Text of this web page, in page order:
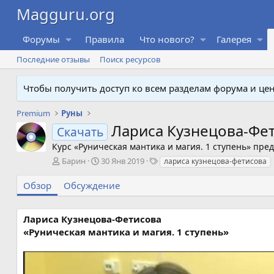
Форумы Правила Что нового? Галерея
Последние отзывы Поиск ресурсов
Чтобы получить доступ ко всем разделам форума и
Premium Руны
Скачать Лариса Кузнецова-
Курс «Руническая мантика и магия. 1 ступень»
А
т
о
Барин
Д
т
а
о
д
н
и
30 Янв 2019
Т
и
лариса кузнецова-фетисова
Обзор Обсуждение
Лариса Кузнецова-Фетисова
«Руническая мантика и магия. 1 ступень»